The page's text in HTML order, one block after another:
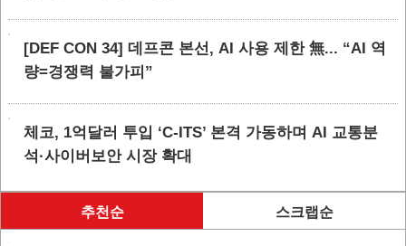
[DEF CON 34] 데프콘 본선, AI 사용 제한 無... “AI 역
량=경쟁력 불가피”
체코, 1억달러 투입 ‘C-ITS’ 본격 가동하며 AI 교통분
석·사이버보안 시장 확대
추천순 스크랩순